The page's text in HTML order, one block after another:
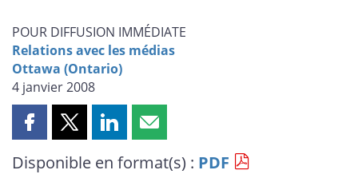
POUR DIFFUSION IMMÉDIATE
Relations avec les médias
Ottawa (Ontario)
4 janvier 2008
Partager
page
Partager
page
Partager
page
Partager
page
Disponible en format(s) : PDF